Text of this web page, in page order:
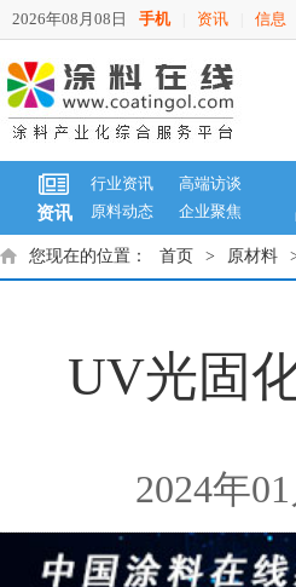
2026年08月08日 手机 资讯 信息
资讯
行业资讯
高端访谈
原料动态
企业聚焦
您现在的位置： 首页 > 原材料
UV光固
2024年